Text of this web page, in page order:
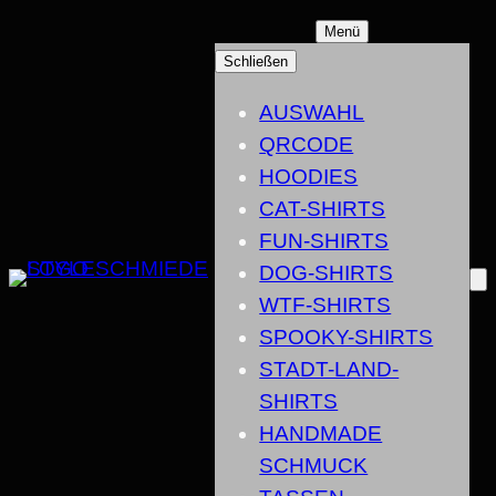
Menü
Schließen
AUSWAHL
QRCODE
HOODIES
CAT-SHIRTS
FUN-SHIRTS
DOG-SHIRTS
WTF-SHIRTS
SPOOKY-SHIRTS
STADT-LAND-
SHIRTS
HANDMADE
SCHMUCK